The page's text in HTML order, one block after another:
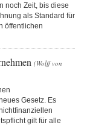
noch Zeit, bis diese
als Standard für
öffentlichen
(Wolff von
Gesetz. Es
gilt für alle